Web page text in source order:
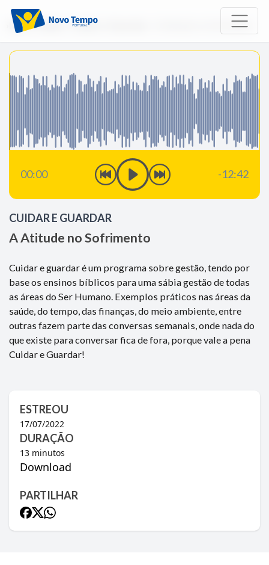
Início Rádio Cuidar e Guardar A Atitude no Sofrimento
00:00 -12:42
CUIDAR E GUARDAR
A Atitude no Sofrimento
Cuidar e guardar é um programa sobre gestão, tendo por
base os ensinos bíblicos para uma sábia gestão de todas
as áreas do Ser Humano. Exemplos práticos nas áreas da
saúde, do tempo, das finanças, do meio ambiente, entre
outras fazem parte das conversas semanais, onde nada do
que existe para conversar fica de fora, porque vale a pena
Cuidar e Guardar!
ESTREOU
17/07/2022
DURAÇÃO
13 minutos
Download
PARTILHAR